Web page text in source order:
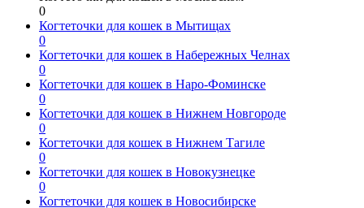
0
Когтеточки для кошек в Мытищах
0
Когтеточки для кошек в Набережных Челнах
0
Когтеточки для кошек в Наро-Фоминске
0
Когтеточки для кошек в Нижнем Новгороде
0
Когтеточки для кошек в Нижнем Тагиле
0
Когтеточки для кошек в Новокузнецке
0
Когтеточки для кошек в Новосибирске